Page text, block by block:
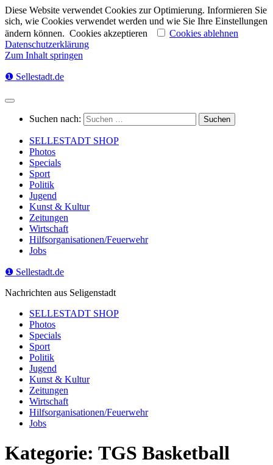
Diese Website verwendet Cookies zur Optimierung. Informieren Sie
sich, wie Cookies verwendet werden und wie Sie Ihre Einstellungen
ändern können. Cookies akzeptieren
Cookies ablehnen
Datenschutzerklärung
Zum Inhalt springen
❶ Sellestadt.de
Suchen nach:
SELLESTADT SHOP
Photos
Specials
Sport
Politik
Jugend
Kunst & Kultur
Zeitungen
Wirtschaft
Hilfsorganisationen/Feuerwehr
Jobs
❶ Sellestadt.de
Nachrichten aus Seligenstadt
SELLESTADT SHOP
Photos
Specials
Sport
Politik
Jugend
Kunst & Kultur
Zeitungen
Wirtschaft
Hilfsorganisationen/Feuerwehr
Jobs
Kategorie: TGS Basketball